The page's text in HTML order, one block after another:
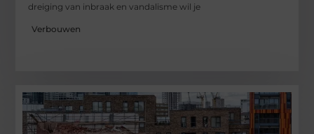
dreiging van inbraak en vandalisme wil je
Verbouwen